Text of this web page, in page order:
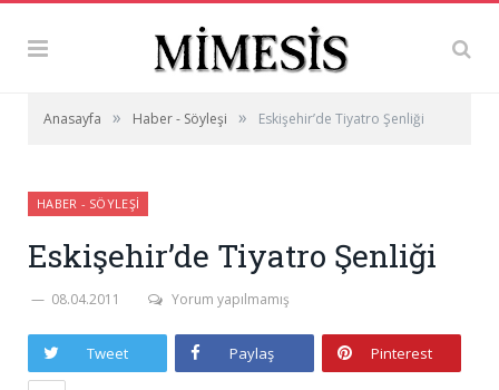
Anasayfa » Haber - Söyleşi » Eskişehir’de Tiyatro Şenliği
HABER - SÖYLEŞI
Eskişehir’de Tiyatro Şenliği
08.04.2011 Yorum yapılmamış
Tweet Paylaş Pinterest